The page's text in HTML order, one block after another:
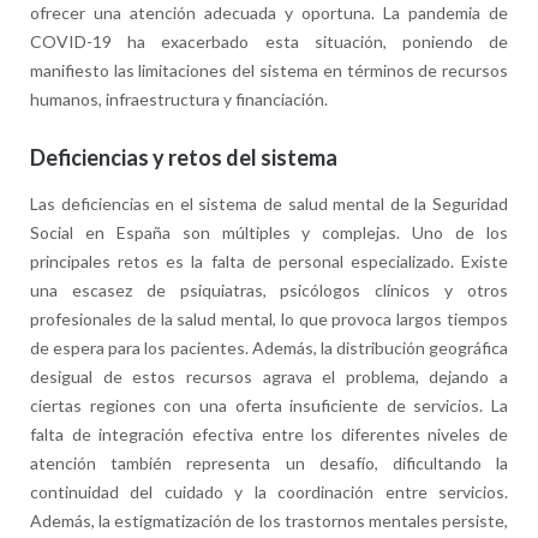
ofrecer una atención adecuada y oportuna. La pandemia de
COVID-19 ha exacerbado esta situación, poniendo de
manifiesto las limitaciones del sistema en términos de recursos
humanos, infraestructura y financiación.
Deficiencias y retos del sistema
Las deficiencias en el sistema de salud mental de la Seguridad
Social en España son múltiples y complejas. Uno de los
principales retos es la falta de personal especializado. Existe
una escasez de psiquiatras, psicólogos clínicos y otros
profesionales de la salud mental, lo que provoca largos tiempos
de espera para los pacientes. Además, la distribución geográfica
desigual de estos recursos agrava el problema, dejando a
ciertas regiones con una oferta insuficiente de servicios. La
falta de integración efectiva entre los diferentes niveles de
atención también representa un desafío, dificultando la
continuidad del cuidado y la coordinación entre servicios.
Además, la estigmatización de los trastornos mentales persiste,